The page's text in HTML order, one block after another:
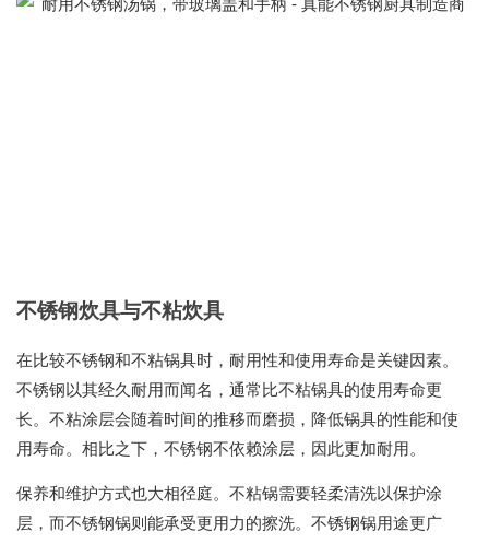
不锈钢炊具与不粘炊具
在比较不锈钢和不粘锅具时，耐用性和使用寿命是关键因素。
不锈钢以其经久耐用而闻名，通常比不粘锅具的使用寿命更
长。不粘涂层会随着时间的推移而磨损，降低锅具的性能和使
用寿命。相比之下，不锈钢不依赖涂层，因此更加耐用。
保养和维护方式也大相径庭。不粘锅需要轻柔清洗以保护涂
层，而不锈钢锅则能承受更用力的擦洗。不锈钢锅用途更广